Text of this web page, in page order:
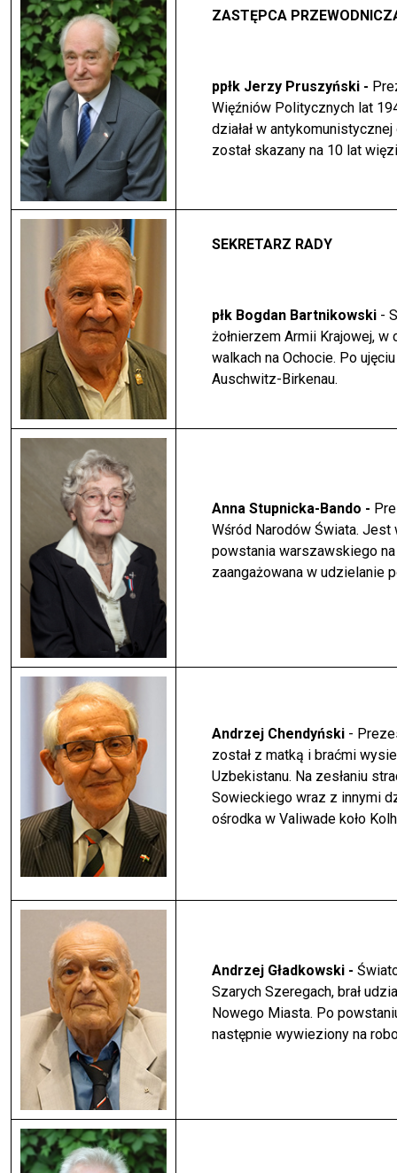
ZASTĘPCA
ppłk Jerzy Pruszyński -
Więźniów Politycznych lat
działał w
został skazany na 10 lat
SEKRETARZ RADY
płk Bogdan Bartnikowski -
żołnierzem Armii Krajowej,
walkach na Ochocie. Po
Auschwitz-Birkenau.
Anna Stupnicka-Bando -
Wśród Narodów Świata. Jest
powstania warszawskiego
zaangażowana w udzielanie
Andrzej Chendyński -
został z matką i braćmi
Uzbekistanu. Na zesłaniu
Sowieckiego wraz z innymi
ośrodka w Valiwade koło
Andrzej Gładkowski -
Szarych Szeregach, brał
Nowego Miasta. Po
następnie wywieziony na